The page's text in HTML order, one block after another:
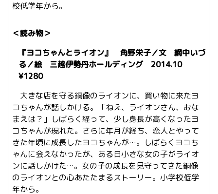
校低学年から。
＜読み物＞
『ヨコちゃんとライオン』 角野栄子／文 網中いづ
る／絵 三越伊勢丹ホールディング 2014.10
¥1280
大きな店を守る銅像のライオンに、買い物に来たヨ
コちゃんが話しかける。「ねえ、ライオンさん、おな
まえは？」しばらく経って、少し身長が高くなったヨ
コちゃんが現れた。さらに年月が経ち、恋人とやって
きた年頃に成長したヨコちゃんが…。しばらくヨコち
ゃんに会えなかったが、ある日小さな女の子がライオ
ンに話しかけた…。女の子の成長を見守ってきた銅像
のライオンとの心あたたまるストーリー。小学校低学
年から。